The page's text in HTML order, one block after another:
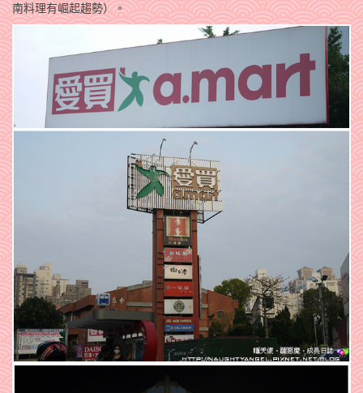
南料理有崛起趨勢）。